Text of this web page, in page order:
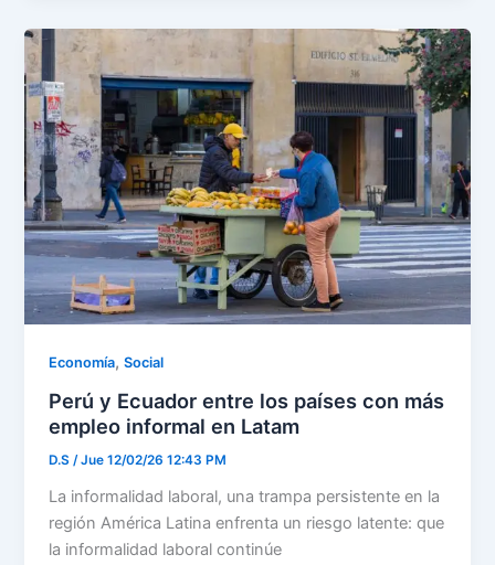
Economía,Social
Perú y Ecuador entre los países con más
empleo informal en Latam
D.S /Jue 12/02/26 12:43 PM
La informalidad laboral, una trampa persistente en la
región América Latina enfrenta un riesgo latente: que
la informalidad laboral continúe